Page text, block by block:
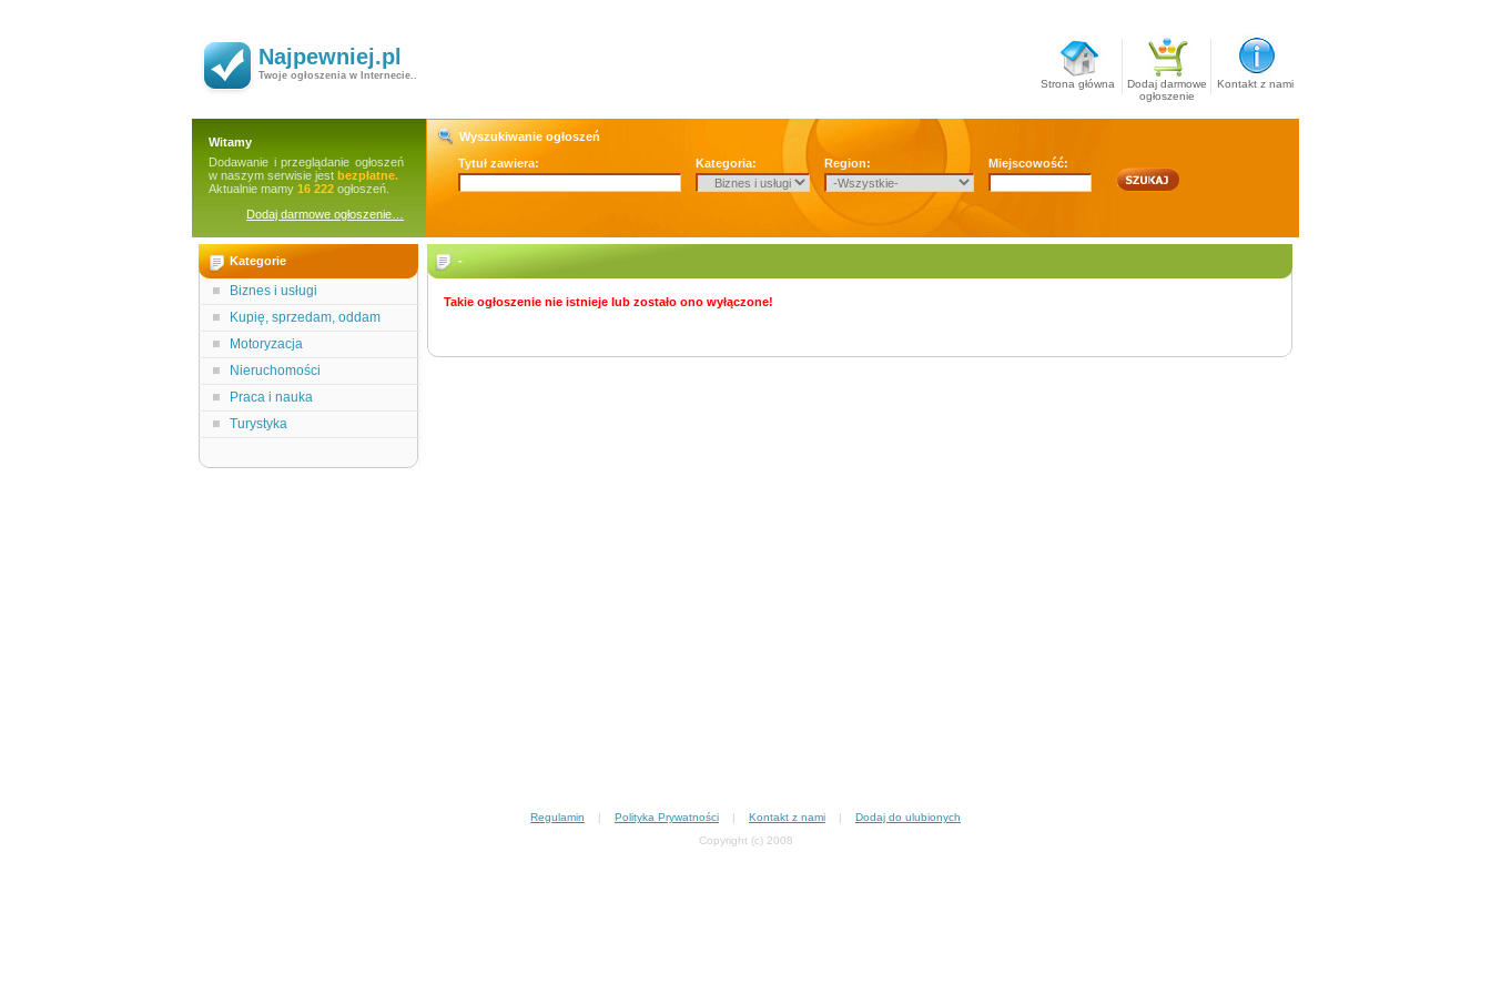
Najpewniej.pl
Twoje ogłoszenia w Internecie..
Strona główna
Dodaj darmowe
ogłoszenie
Kontakt z nami
Witamy
Dodawanie i przeglądanie ogłoszeń
w naszym serwisie jest bezpłatne.
Aktualnie mamy 16 222 ogłoszeń.
Dodaj darmowe ogłoszenie…
Wyszukiwanie ogłoszeń
Tytuł zawiera:
Kategoria: Region: Miejscowość:
Kategorie
Biznes i usługi
Kupię, sprzedam, oddam
Motoryzacja
Nieruchomości
Praca i nauka
Turystyka
-
Takie ogłoszenie nie istnieje lub zostało ono wyłączone!
Regulamin | Polityka Prywatności | Kontakt z nami | Dodaj do ulubionych
Copyright (c) 2008